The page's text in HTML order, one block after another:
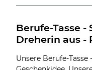
Berufe-Tasse -
Dreherin aus -
Unsere Berufe-